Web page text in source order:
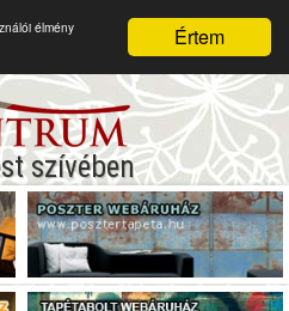
Értem
élmény
szívében